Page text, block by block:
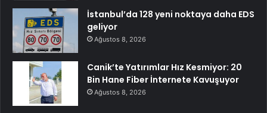
İstanbul’da 128 yeni noktaya daha EDS
geliyor
Ağustos 8, 2026
Canik’te Yatırımlar Hız Kesmiyor: 20
Bin Hane Fiber İnternete Kavuşuyor
Ağustos 8, 2026